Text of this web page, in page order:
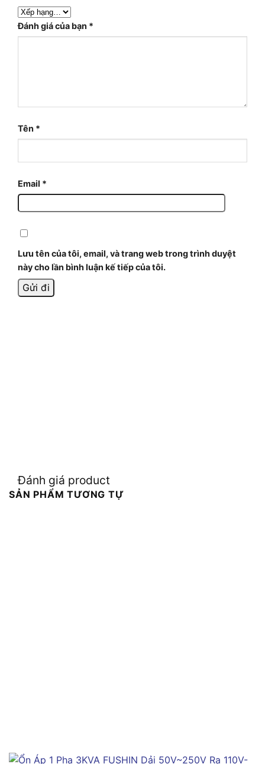
Đánh giá của bạn *
Tên *
Email *
Lưu tên của tôi, email, và trang web trong trình duyệt
này cho lần bình luận kế tiếp của tôi.
Đánh giá product
SẢN PHẨM TƯƠNG TỰ